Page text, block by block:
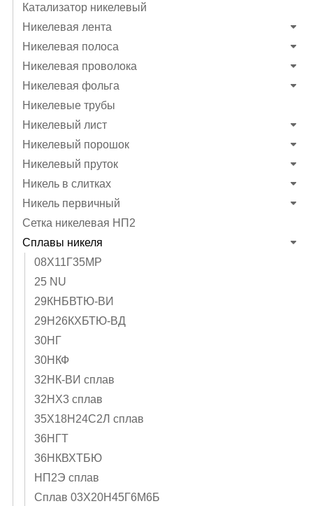
Катализатор никелевый
Никелевая лента
Никелевая полоса
Никелевая проволока
Никелевая фольга
Никелевые трубы
Никелевый лист
Никелевый порошок
Никелевый пруток
Никель в слитках
Никель первичный
Сетка никелевая НП2
Сплавы никеля
08Х11Г35МР
25 NU
29КНБВТЮ-ВИ
29Н26КХБТЮ-ВД
30НГ
30НКФ
32НК-ВИ сплав
32НХ3 сплав
35Х18Н24С2Л сплав
36НГТ
36НКВХТБЮ
НП2Э сплав
Сплав 03Х20Н45Г6М6Б